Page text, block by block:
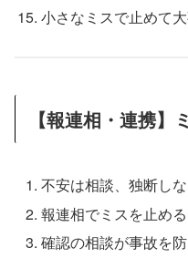
小さなミスで止めて
【報連相・連携
不安は相談、独断し
報連相でミスを止める
確認の相談が事故を